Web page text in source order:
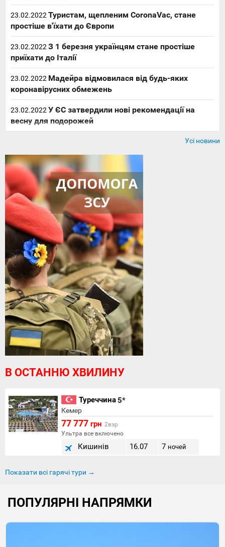
23.02.2022Туристам, щепленим CoronaVac, стане
простіше в'їхати до Європи
23.02.2022З 1 березня українцям стане простіше
приїхати до Італії
23.02.2022 Мадейра відмовилася від будь-яких
коронавірусних обмежень
23.02.2022У ЄС затвердили нові рекомендації на
весну для подорожей
Усі новини
В ОСТАННЮ ХВИЛИНУ
Туреччина5*
Кемер
77 777 грн 2взр
Ультра все включено
Кишинів 16.07 7 ночей
Показати всі гарячі тури →
ПОПУЛЯРНІ НАПРЯМКИ